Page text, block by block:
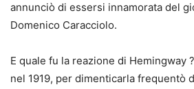
annunciò di essersi innamorata del
Domenico Caracciolo.
E quale fu la reazione di Hemingway
nel 1919, per dimenticarla frequentò